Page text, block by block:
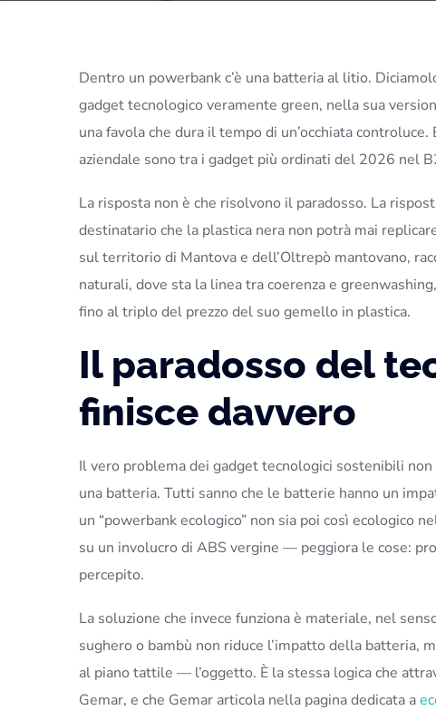
Dentro un powerbank c’è una batteria al litio.
gadget tecnologico veramente green, nella sua
una favola che dura il tempo di un’occhiata
aziendale sono tra i gadget più ordinati del 2026 nel
La risposta non è che risolvono il paradosso. La
destinatario che la plastica nera non potrà mai
sul territorio di Mantova e dell’Oltrepò mantovano,
naturali, dove sta la linea tra coerenza e
fino al triplo del prezzo del suo gemello in plastica.
Il paradosso del
finisce davvero
Il vero problema dei gadget tecnologici sostenibili
una batteria. Tutti sanno che le batterie hanno un
un “powerbank ecologico” non sia poi così ecologico
su un involucro di ABS vergine — peggiora le cose:
percepito.
La soluzione che invece funziona è materiale, nel
sughero o bambù non riduce l’impatto della
al piano tattile — l’oggetto. È la stessa logica che
Gemar, e che Gemar articola nella pagina dedicata a